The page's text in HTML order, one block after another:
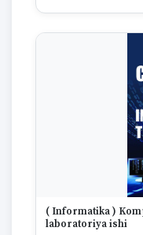
( Informatika )
laboratoriya ishi